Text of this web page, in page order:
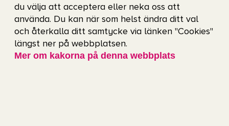
du välja att acceptera eller neka oss att
använda. Du kan när som helst ändra ditt val
och återkalla ditt samtycke via länken "Cookies"
längst ner på webbplatsen.
Mer om kakorna på denna webbplats
arenabolag och driver några av Sveriges mest älskade
arenor: Frölundaborg, Gamla Ullevi, Nordic Wellness
Arena, Scandinavium, Ullevi, Valhallabadet, Valhalla IP,
Valhallarinken och Valhalla Sporthallar.